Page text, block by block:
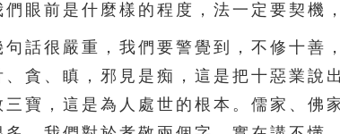
眼前是什麼樣的程度，法一定要契機
很嚴重，我們要警覺到，不修十善，
貪、瞋，邪見是痴，這是把十惡業說
寶，這是為人處世的根本。儒家、佛